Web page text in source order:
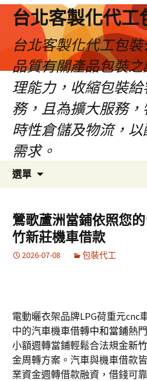
台北客製化代工
台北客製化代工包裝
品質有關產品包裝
理能力，收縮包裝
務，且為擴大服務
時性倉儲及物流，
需求。
選單
容
區
鶯歌蘆洲當鋪依照您
竹新莊機車借款
2026-07-08 包裝代工
電動曬衣架品牌LPG荷重元cnc
中的汽車機車借轉中和當鋪熱
小額週轉當鋪輕鬆合法規金新
金周轉方案。汽車與機車借款
業資金週轉借款融資，借錢可